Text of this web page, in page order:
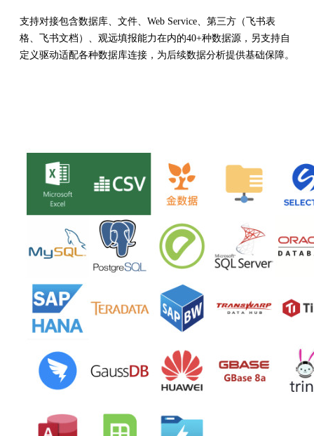
支持对接包含数据库、文件、Web Service、第三方（飞书表
格、飞书文档）、观远填报能力在内的40+种数据源，另支持自
定义驱动适配各种数据库连接，为后续数据分析提供基础保障。